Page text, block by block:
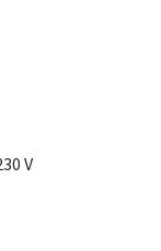
V